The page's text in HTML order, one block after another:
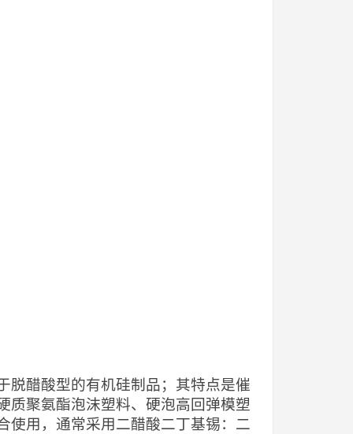
脱醋酸型的有机硅制品；其特点是催
质聚氨酯泡沫塑料、硬泡高回弹模塑
使用，通常采用二醋酸二丁基锡：二